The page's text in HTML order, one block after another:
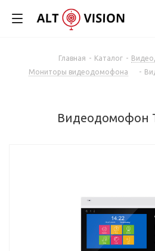
Главная - Каталог -
Мониторы видеодомофона
-
Видеодомофон